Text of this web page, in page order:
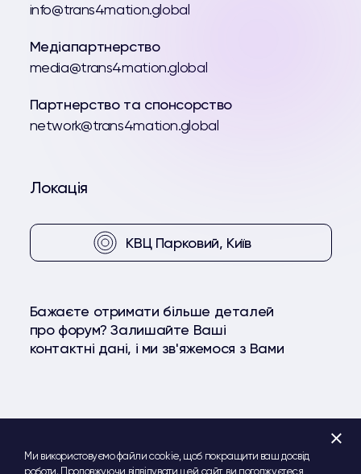
info@trans4mation.global
Медіапартнерство
media@trans4mation.global
Партнерство та спонсорство
network@trans4mation.global
Локація
КВЦ Парковий, Київ
Бажаєте отримати більше деталей
про форум? Залишайте Ваші
контактні дані, і ми зв'яжемося з Вами
Facebook YouTube Telegram
Ми використовуємо файли cookie, щоб покращити ваш досвід
роботи. Продовжуючи відвідувати цей сайт, ви погоджуєтеся
+